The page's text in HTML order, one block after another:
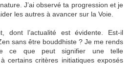
J’ai observé ta progression et je
les autres à avancer sur la Voie.
dont l’actualité est évidente. Est-il
sans être bouddhiste ? Je me rends
ce que peut signifier une telle
certains critères initiatiques exposés